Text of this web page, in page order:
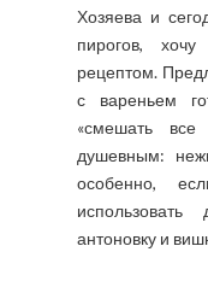
Хозяева и
пирогов,
рецептом.
с вареньем
«смешать все
душевным:
особенно,
антоновку и